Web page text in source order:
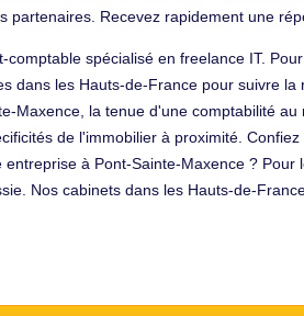
Recevez rapidement une
spécialisé en freelance IT.
dans les Hauts-de-France pour suivre
Maxence, la tenue d'une comptabilité
de l'immobilier à proximité.
à Pont-Sainte-Maxence ?
Nos cabinets dans les Hauts-de-